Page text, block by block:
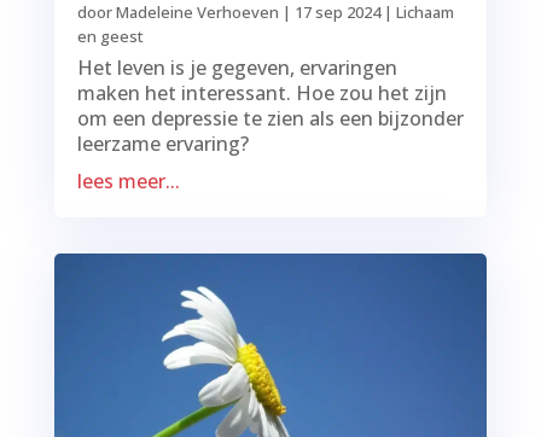
doorMadeleine Verhoeven | 17 sep 2024| Lichaam
en geest
Het leven is je gegeven, ervaringen
maken het interessant. Hoe zou het zijn
om een depressie te zien als een bijzonder
leerzame ervaring?
lees meer...